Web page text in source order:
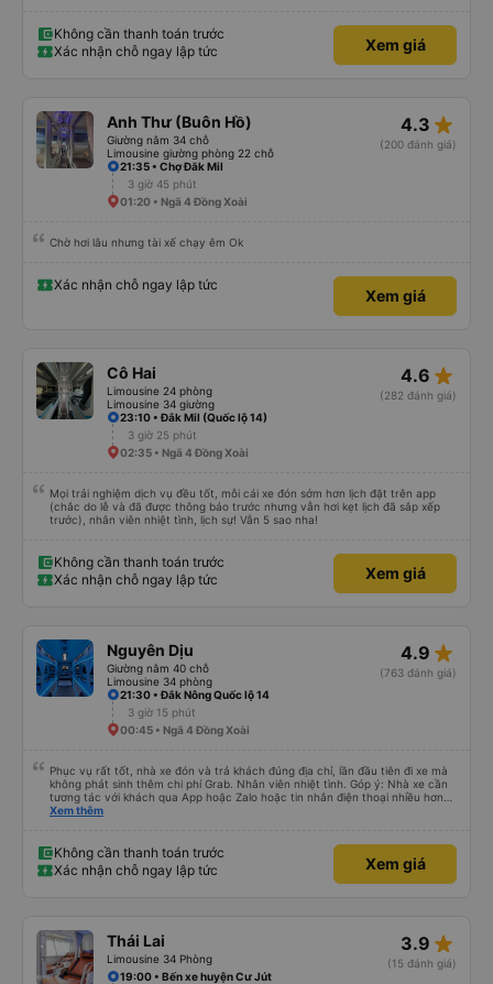
Không cần thanh toán trước
Xác nhận chỗ ngay lập tức
Xem giá
Anh Thư (Buôn Hồ)
Giường nằm 34 chỗ
Limousine giường phòng 22 chỗ
4.3 star_rate
(200 đánh giá)
21:35 • Chợ Đăk Mil
3 giờ 45 phút
01:20 • Ngã 4 Đồng Xoài
Chờ hơi lâu nhưng tài xế chạy êm Ok
Xác nhận chỗ ngay lập tức
Xem giá
Cô Hai
Limousine 24 phòng
Limousine 34 giường
4.6 star_rate
(282 đánh giá)
23:10 • Đắk Mil (Quốc lộ 14)
3 giờ 25 phút
02:35 • Ngã 4 Đồng Xoài
Mọi trải nghiệm dịch vụ đều tốt, mỗi cái xe đón sớm hơn lịch đặt trên app
(chắc do lễ và đã được thông báo trước nhưng vẫn hơi kẹt lịch đã sắp xếp
trước), nhân viên nhiệt tình, lịch sự! Vẫn 5 sao nha!
Không cần thanh toán trước
Xác nhận chỗ ngay lập tức
Xem giá
Nguyên Dịu
Giường nằm 40 chỗ
Limousine 34 phòng
4.9 star_rate
(763 đánh giá)
21:30 • Đắk Nông Quốc lộ 14
3 giờ 15 phút
00:45 • Ngã 4 Đồng Xoài
Phục vụ rất tốt, nhà xe đón và trả khách đúng địa chỉ, lần đầu tiên đi xe mà
không phát sinh thêm chi phí Grab. Nhân viên nhiệt tình. Góp ý: Nhà xe cần
tương tác với khách qua App hoặc Zalo hoặc tin nhắn điện thoại nhiều hơn
nữa để hành khách yên tâm đặc biệt là khách đặt vé qua App. Chân thành
Xem thêm
Không cần thanh toán trước
Xác nhận chỗ ngay lập tức
Xem giá
Thái Lai
Limousine 34 Phòng
3.9 star_rate
(15 đánh giá)
19:00 • Bến xe huyện Cư Jút